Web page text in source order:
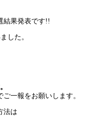
結果発表です!!
した。
一報をお願いします。
法は